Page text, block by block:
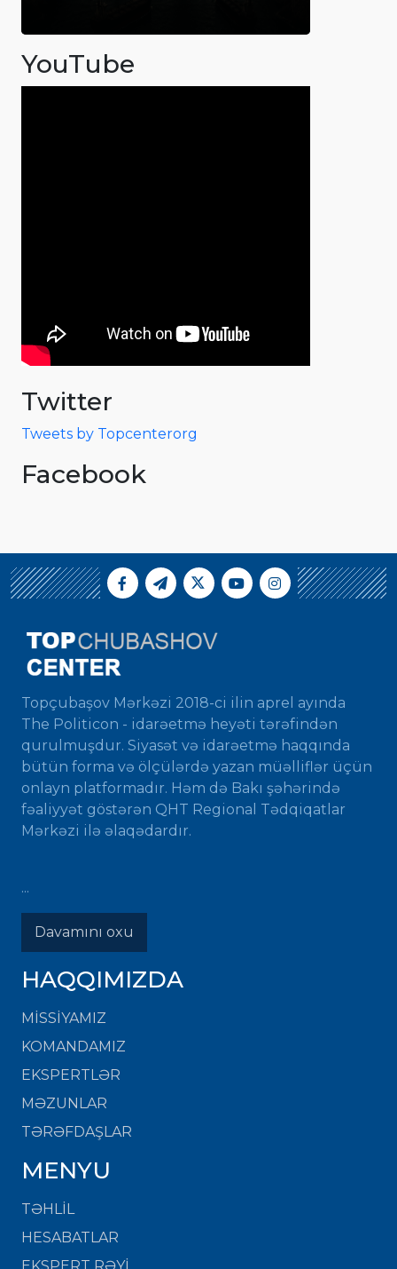
YouTube
Twitter
Tweets by Topcenterorg
Facebook
Topçubaşov Mərkəzi 2018-ci ilin aprel ayında
The Politicon - idarəetmə heyəti tərəfindən
qurulmuşdur. Siyasət və idarəetmə haqqında
bütün forma və ölçülərdə yazan müəlliflər üçün
onlayn platformadır. Həm də Bakı şəhərində
fəaliyyət göstərən QHT Regional Tədqiqatlar
Mərkəzi ilə əlaqədardır.
...
Davamını oxu
HAQQIMIZDA
MISSIYAMIZ
KOMANDAMIZ
EKSPERTLƏR
MƏZUNLAR
TƏRƏFDAŞLAR
MENYU
TƏHLİL
HESABATLAR